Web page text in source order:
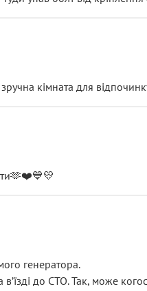
кімната для
генератора.
до СТО. Так, може